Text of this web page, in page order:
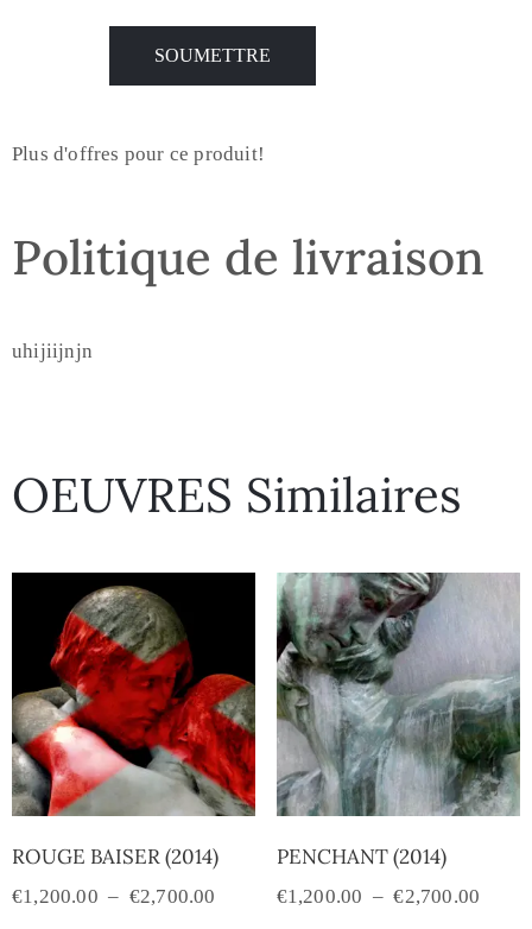
Plus d'offres pour ce produit!
Politique de livraison
uhijiijnjn
OEUVRES Similaires
ROUGE BAISER (2014)
€1,200.00 – €2,700.00
PENCHANT (2014)
€1,200.00 – €2,700.00